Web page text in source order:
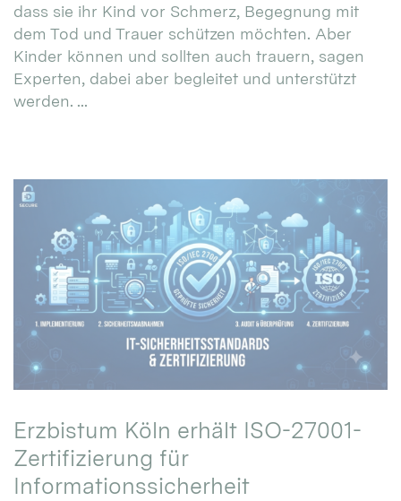
dass sie ihr Kind vor Schmerz, Begegnung mit
dem Tod und Trauer schützen möchten. Aber
Kinder können und sollten auch trauern, sagen
Experten, dabei aber begleitet und unterstützt
werden. ...
Erzbistum Köln erhält ISO-27001-
Zertifizierung für
Informationssicherheit